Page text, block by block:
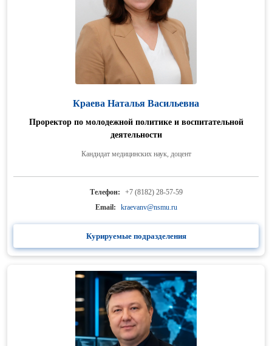
Краева Наталья Васильевна
Проректор по молодежной политике и воспитательной
деятельности
Кандидат медицинских наук, доцент
Телефон:
+7 (8182) 28-57-59
Email:
kraevanv@nsmu.ru
Курируемые подразделения